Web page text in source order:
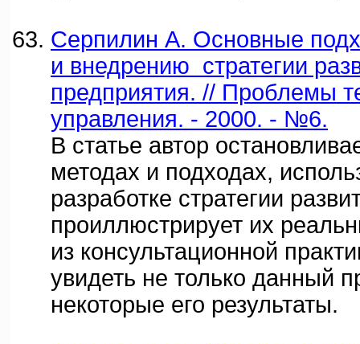
Серпилин А. Основные
и внедрению стратегии
предприятия. // Проблемы
управления. - 2000. - №6.
В статье автор
методах и подходах,
разработке стратегии
проиллюстрирует их
из консультационной
увидеть не только данный
некоторые его результаты.